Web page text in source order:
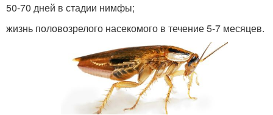
50-70 дней в стадии нимфы;
жизнь половозрелого насекомого в течение 5-7 месяцев.